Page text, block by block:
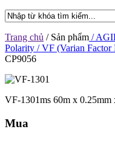
Trang chủ / Sản phẩm /
Polarity / VF (Varian Factor
CP9056
VF-1301ms 60m x 0.25mm
Mua